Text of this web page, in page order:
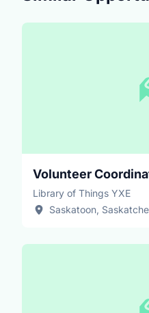
Volunteer
Library of Things YXE
Saskatoon,